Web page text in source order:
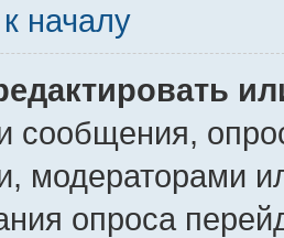
началу
сообщения,
модераторами
опроса